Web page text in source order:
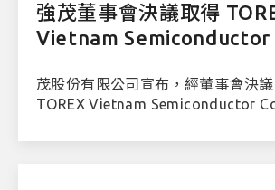
強茂董事會決議取得
Vietnam Semiconductor
茂股份有限公司宣布，經董事會決
TOREX Vietnam Semiconductor